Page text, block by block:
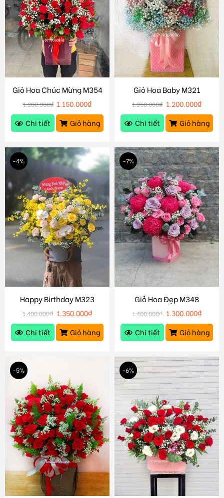
Giỏ Hoa Chúc Mừng M354
1.200.000₫ 1.150.000₫
Chi tiết
Giỏ hàng
Giỏ Hoa Baby M321
1.250.000₫ 1.200.000₫
Chi tiết
Giỏ hàng
-4%
Happy Birthday M323
1.400.000₫ 1.350.000₫
Chi tiết
Giỏ hàng
-7%
Giỏ Hoa Đẹp M348
1.400.000₫ 1.300.000₫
Chi tiết
Giỏ hàng
-5% -6%